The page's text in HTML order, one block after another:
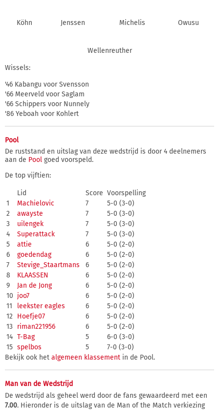
Köhn Jenssen Michelis Owusu
Wellenreuther
Wissels:
'46 Kabangu voor Svensson
'66 Meerveld voor Saglam
'66 Schippers voor Nunnely
'86 Yeboah voor Kohlert
Pool
De ruststand en uitslag van deze wedstrijd is door 4 deelnemers
aan de Pool goed voorspeld.
De top vijftien:
Lid Score Voorspelling
1
Machielovic 7
5-0 (3-0)
2
awayste 7
5-0 (3-0)
3
uilengek 7
5-0 (3-0)
4
Superattack 7
5-0 (3-0)
5
attie 6
5-0 (2-0)
6
goedendag 6
5-0 (2-0)
7
Stevige_Staartmans 6
5-0 (2-0)
8
KLAASSEN 6
5-0 (2-0)
9
Jan de Jong 6
5-0 (2-0)
10 joo7 6
5-0 (2-0)
11
leekster eagles 6
5-0 (2-0)
12 Hoefje07 6
5-0 (2-0)
13 riman221956 6
5-0 (2-0)
14 T-Bag 5
6-0 (3-0)
15 spelbos 5
7-0 (3-0)
Bekijk ook het algemeen klassement in de Pool.
Man van de Wedstrijd
De wedstrijd als geheel werd door de fans gewaardeerd met een
7.00. Hieronder is de uitslag van de Man of the Match verkiezing